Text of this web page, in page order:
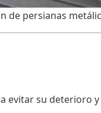
de persianas
evitar su deterioro